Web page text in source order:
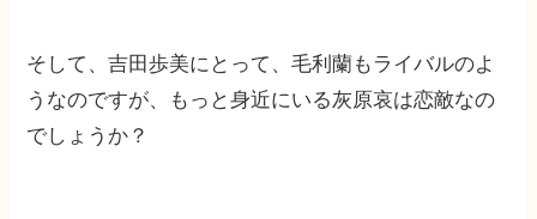
そして、吉田歩美にとって、毛利蘭もライバルのよ
うなのですが、もっと身近にいる灰原哀は恋敵なの
でしょうか？